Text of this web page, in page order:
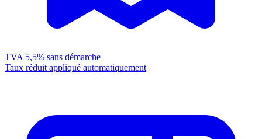
TVA 5,5% sans démarche
Taux réduit appliqué automatiquement